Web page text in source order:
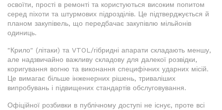
освоїти, прості в ремонті та користуються високим попитом
серед піхоти та штурмових підрозділів. Це підтверджується й
планом закупівель, що передбачає закупівлю мільйонів
одиниць.
"Крило" (літаки) та VTOL/гібридні апарати складають меншу,
але надзвичайно важливу складову для далекої розвідки,
коригування вогню та виконання специфічних ударних місій.
Це вимагає більше інженерних рішень, триваліших
випробувань і підвищених стандартів обслуговування.
Офіційної розбивки в публічному доступі не існує, проте всі